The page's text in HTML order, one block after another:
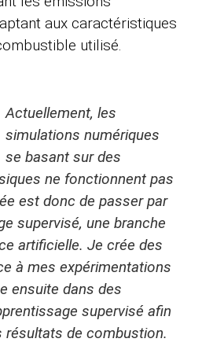
aux caractéristiques
utilisé.
Actuellement, les
simulations numériques
se basant sur des
ne fonctionnent pas
est donc de passer par
supervisé, une branche
artificielle. Je crée des
à mes expérimentations
ensuite dans des
supervisé afin
résultats de combustion.